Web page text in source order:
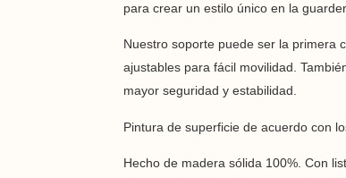
para crear un estilo único en la
Nuestro soporte puede ser la primera
ajustables para fácil movilidad.
mayor seguridad y estabilidad.
Pintura de superficie de acuerdo con
Hecho de madera sólida 100%. Con